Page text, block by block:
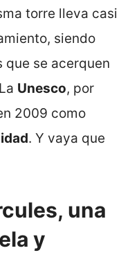
torre lleva casi
siendo
que se acerquen
Unesco, por
2009 como
. Y vaya que
una
y